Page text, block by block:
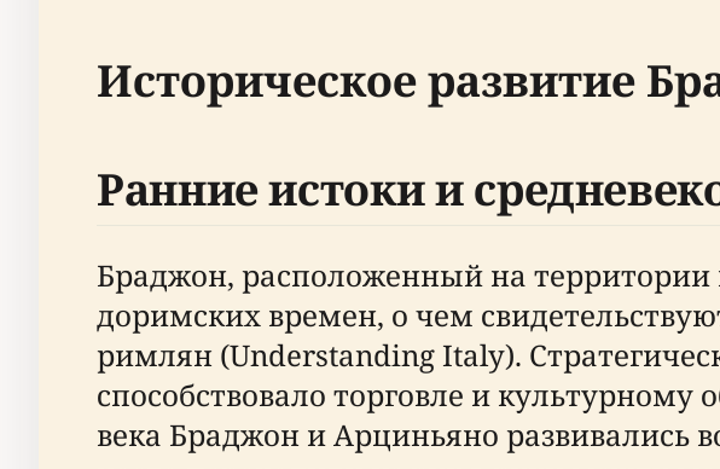
Историческое развитие
Ранние истоки и
Браджон, расположенный на
доримских времен, о чем
римлян (Understanding Italy).
способствовало торговле и
века Браджон и Арциньяно развивались